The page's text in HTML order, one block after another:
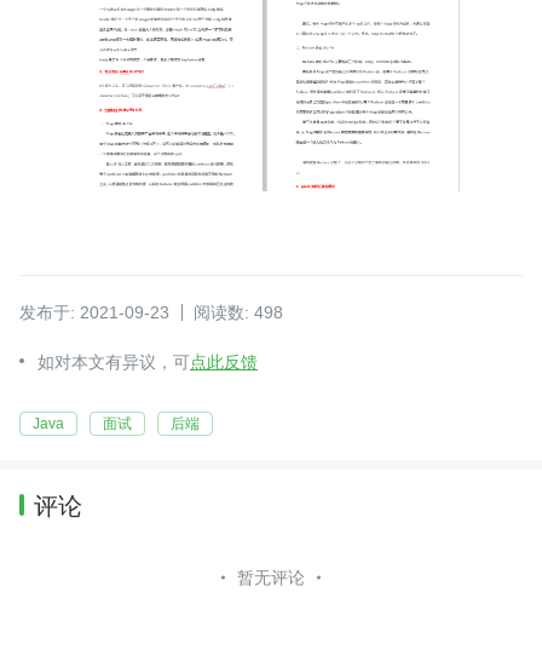
发布于: 2021-09-23 阅读数: 498
如对本文有异议，可点此反馈
Java 面试 后端
评论
暂无评论